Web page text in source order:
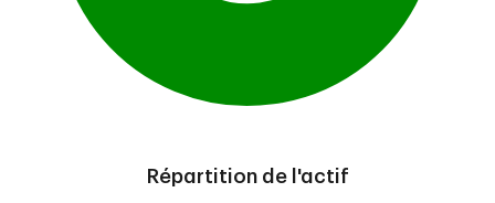
Répartition de l'actif